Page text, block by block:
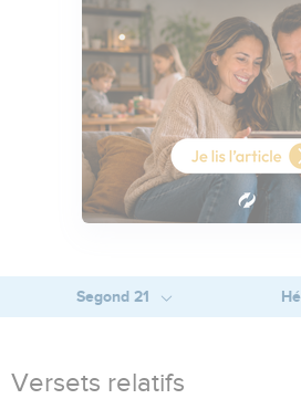
Segond 21
Versets relatifs